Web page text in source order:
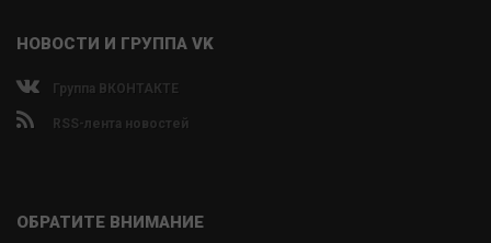
НОВОСТИ И ГРУППА VK
Группа ВКОНТАКТЕ
RSS-лента новостей
ОБРАТИТЕ ВНИМАНИЕ